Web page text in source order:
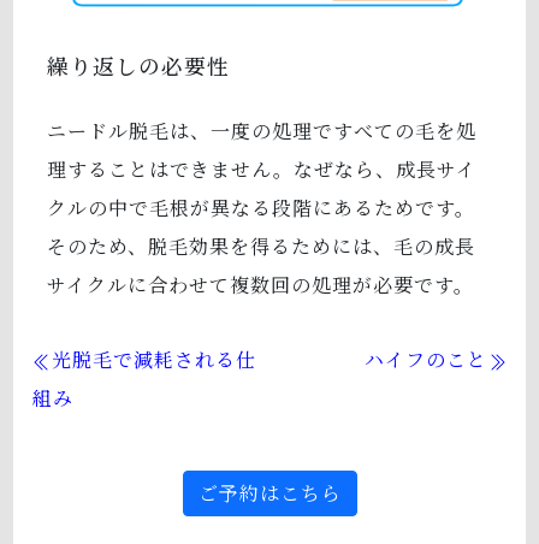
繰り返しの必要性
ニードル脱毛は、一度の処理ですべての毛を処
理することはできません。なぜなら、成長サイ
クルの中で毛根が異なる段階にあるためです。
そのため、脱毛効果を得るためには、毛の成長
サイクルに合わせて複数回の処理が必要です。
光脱毛で減耗される仕
組み
ハイフのこと
ご予約はこちら